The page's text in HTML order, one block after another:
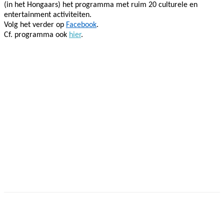
(in het Hongaars) het programma met ruim 20 culturele en
entertainment activiteiten.
Volg het verder op Facebook.
Cf. programma ook hier.